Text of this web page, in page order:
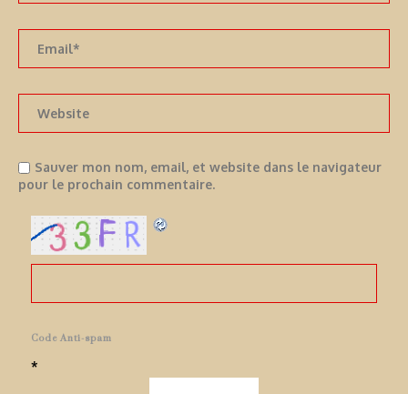
Sauver mon nom, email, et website dans le navigateur
pour le prochain commentaire.
Code Anti-spam
*